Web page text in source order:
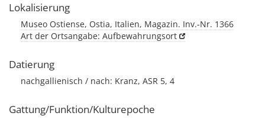
Lokalisierung
Museo Ostiense, Ostia, Italien, Magazin. Inv.-Nr. 1366
Art der Ortsangabe: Aufbewahrungsort
Datierung
nachgallienisch / nach: Kranz, ASR 5, 4
Gattung/Funktion/Kulturepoche